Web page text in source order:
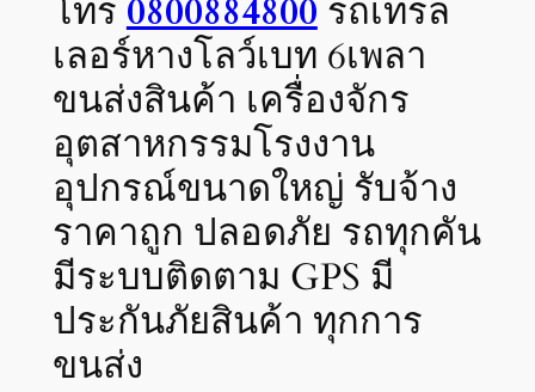
โทร 0800884800 รถเทรล
เลอร์หางโลว์เบท 6เพลา
ขนส่งสินค้า เครื่องจักร
อุตสาหกรรมโรงงาน
อุปกรณ์ขนาดใหญ่ รับจ้าง
ราคาถูก ปลอดภัย รถทุกคัน
มีระบบติดตาม GPS มี
ประกันภัยสินค้า ทุกการ
ขนส่ง